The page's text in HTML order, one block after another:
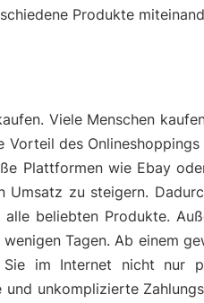
Produkte
Viele Menschen
des
Plattformen wie Ebay
zu steigern.
beliebten Produkte.
Tagen. Ab einem
im Internet nicht nur
unkomplizierte